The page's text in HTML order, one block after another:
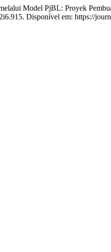
Model PjBL: Proyek
Disponível em: https://